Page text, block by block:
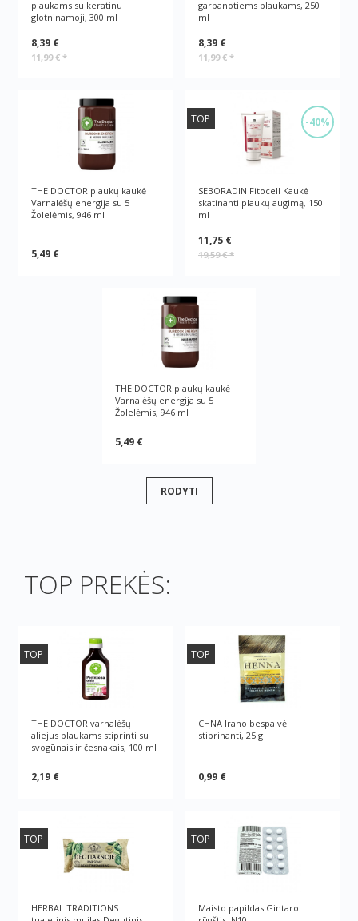
plaukams su keratinu
glotninamoji, 300 ml
8,39 €
11,99 €*
garbanotiems plaukams, 250
ml
8,39 €
11,99 €*
THE DOCTOR plaukų kaukė
Varnalėšų energija su 5
Žolelėmis, 946 ml
5,49 €
-40%
TOP
SEBORADIN Fitocell Kaukė
skatinanti plaukų augimą, 150
ml
11,75 €
19,59 €*
THE DOCTOR plaukų kaukė
Varnalėšų energija su 5
Žolelėmis, 946 ml
5,49 €
RODYTI
TOP PREKĖS:
TOP
THE DOCTOR varnalėšų
aliejus plaukams stiprinti su
svogūnais ir česnakais, 100 ml
2,19 €
TOP
CHNA Irano bespalvė
stiprinanti, 25 g
0,99 €
TOP
HERBAL TRADITIONS
TOP
Maisto papildas Gintaro